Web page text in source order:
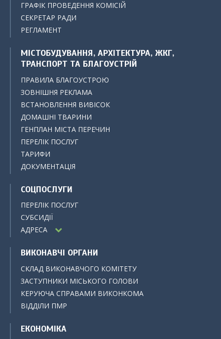
ГРАФІК ПРОВЕДЕННЯ КОМІСІЙ
СЕКРЕТАР РАДИ
РЕГЛАМЕНТ
МІСТОБУДУВАННЯ, АРХІТЕКТУРА, ЖКГ,
ТРАНСПОРТ ТА БЛАГОУСТРІЙ
ПРАВИЛА БЛАГОУСТРОЮ
ЗОВНІШНЯ РЕКЛАМА
ВСТАНОВЛЕННЯ ВИВІСОК
ДОМАШНІ ТВАРИНИ
ГЕНПЛАН МІСТА ПЕРЕЧИН
ПЕРЕЛІК ПОСЛУГ
ТАРИФИ
ДОКУМЕНТАЦІЯ
СОЦПОСЛУГИ
ПЕРЕЛІК ПОСЛУГ
СУБСИДІЇ
АДРЕСА
ВИКОНАВЧІ ОРГАНИ
СКЛАД ВИКОНАВЧОГО КОМІТЕТУ
ЗАСТУПНИКИ МІСЬКОГО ГОЛОВИ
КЕРУЮЧА СПРАВАМИ ВИКОНКОМА
ВІДДІЛИ ПМР
ЕКОНОМІКА